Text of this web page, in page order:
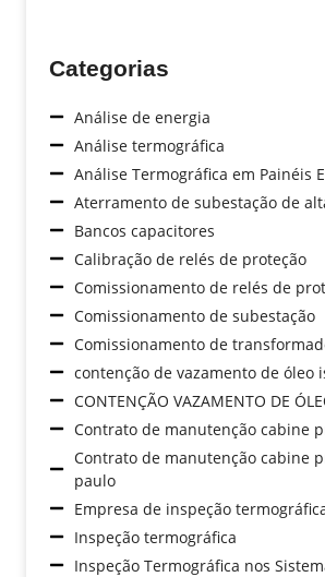
Categorias
Análise de energia
Análise termográfica
Análise Termográfica em Painéis
Aterramento de subestação de
Bancos capacitores
Calibração de relés de proteção
Comissionamento de relés de
Comissionamento de subestação
Comissionamento de
contenção de vazamento de óleo
CONTENÇÃO VAZAMENTO DE
Contrato de manutenção cabine
Contrato de manutenção cabine
paulo
Empresa de inspeção
Inspeção termográfica
Inspeção Termográfica nos